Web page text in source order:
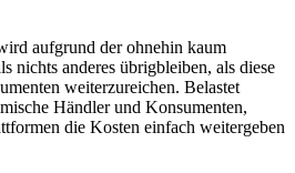
aufgrund der ohnehin kaum
nichts anderes übrigbleiben, als diese
weiterzureichen. Belastet
Händler und Konsumenten,
die Kosten einfach weitergeben